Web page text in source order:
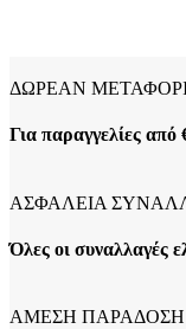
ΔΩΡΕΑΝ
Για παραγγελίες από
ΑΣΦΑΛΕΙΑ
Όλες οι συναλλαγές
ΑΜΕΣΗ ΠΑΡΑΔΟΣΗ